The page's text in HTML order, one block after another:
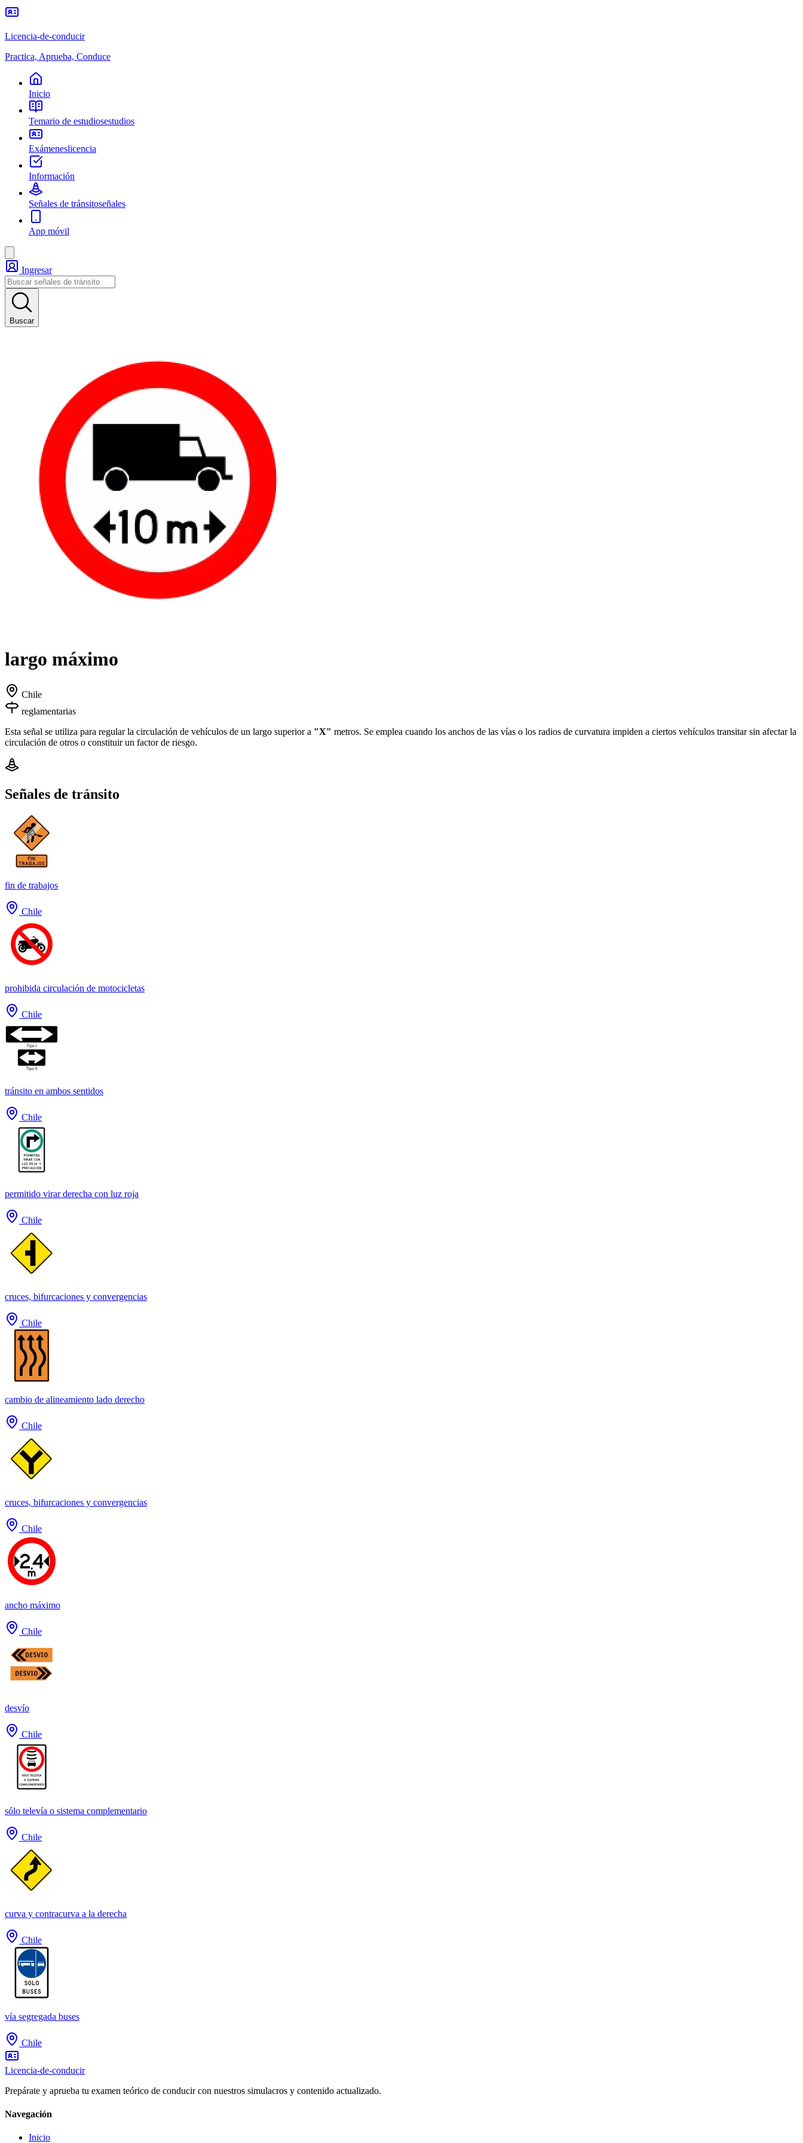
Licencia-de-conducir
Practica, Aprueba, Conduce
Inicio
Temario de estudiosestudios
Exámeneslicencia
Información
Señales de tránsitoseñales
App móvil
Ingresar
Buscar
largo máximo
Chile
reglamentarias
Esta señal se utiliza para regular la circulación de vehículos de un largo superior a "X" metros. Se emplea cuando los anchos de las vías o los radios de curvatura impiden a ciertos vehículos transitar sin afectar la
circulación de otros o constituir un factor de riesgo.
Señales de tránsito
fin de trabajos
Chile
prohibida circulación de motocicletas
Chile
tránsito en ambos sentidos
Chile
permitido virar derecha con luz roja
Chile
cruces, bifurcaciones y convergencias
Chile
cambio de alineamiento lado derecho
Chile
cruces, bifurcaciones y convergencias
Chile
ancho máximo
Chile
desvío
Chile
sólo televía o sistema complementario
Chile
curva y contracurva a la derecha
Chile
vía segregada buses
Chile
Licencia-de-conducir
Prepárate y aprueba tu examen teórico de conducir con nuestros simulacros y contenido actualizado.
Navegación
Inicio